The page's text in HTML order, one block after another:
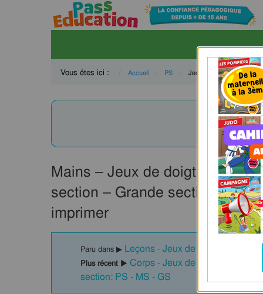
Vous êtes ici : Accueil PS Current:
Jeux de doigts Ttes
Mains – Jeux de doigts –
section – Grande section: PS
imprimer
Paru dans ▶ Leçons - Jeux de doigts : PS -
Plus récent ▶ Corps - Jeux de doigts -
section: PS - MS - GS